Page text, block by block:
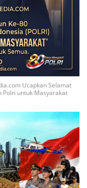
Ucapkan Selamat
Polri untuk Masyarakat